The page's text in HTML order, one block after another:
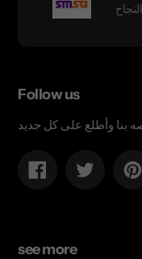
Follow us
بنا وأطلع على كل جديد
Facebook Twitter
see more